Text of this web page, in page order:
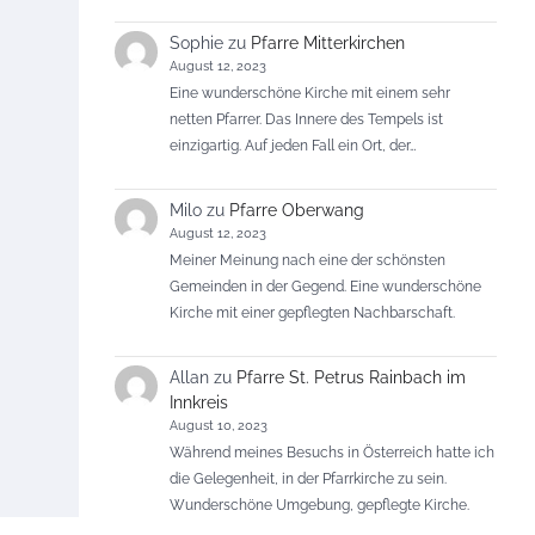
Sophie zu Pfarre Mitterkirchen
August 12, 2023
Eine wunderschöne Kirche mit einem sehr
netten Pfarrer. Das Innere des Tempels ist
einzigartig. Auf jeden Fall ein Ort, der…
Milo zu Pfarre Oberwang
August 12, 2023
Meiner Meinung nach eine der schönsten
Gemeinden in der Gegend. Eine wunderschöne
Kirche mit einer gepflegten Nachbarschaft.
Allan zu Pfarre St. Petrus Rainbach im
Innkreis
August 10, 2023
Während meines Besuchs in Österreich hatte ich
die Gelegenheit, in der Pfarrkirche zu sein.
Wunderschöne Umgebung, gepflegte Kirche.